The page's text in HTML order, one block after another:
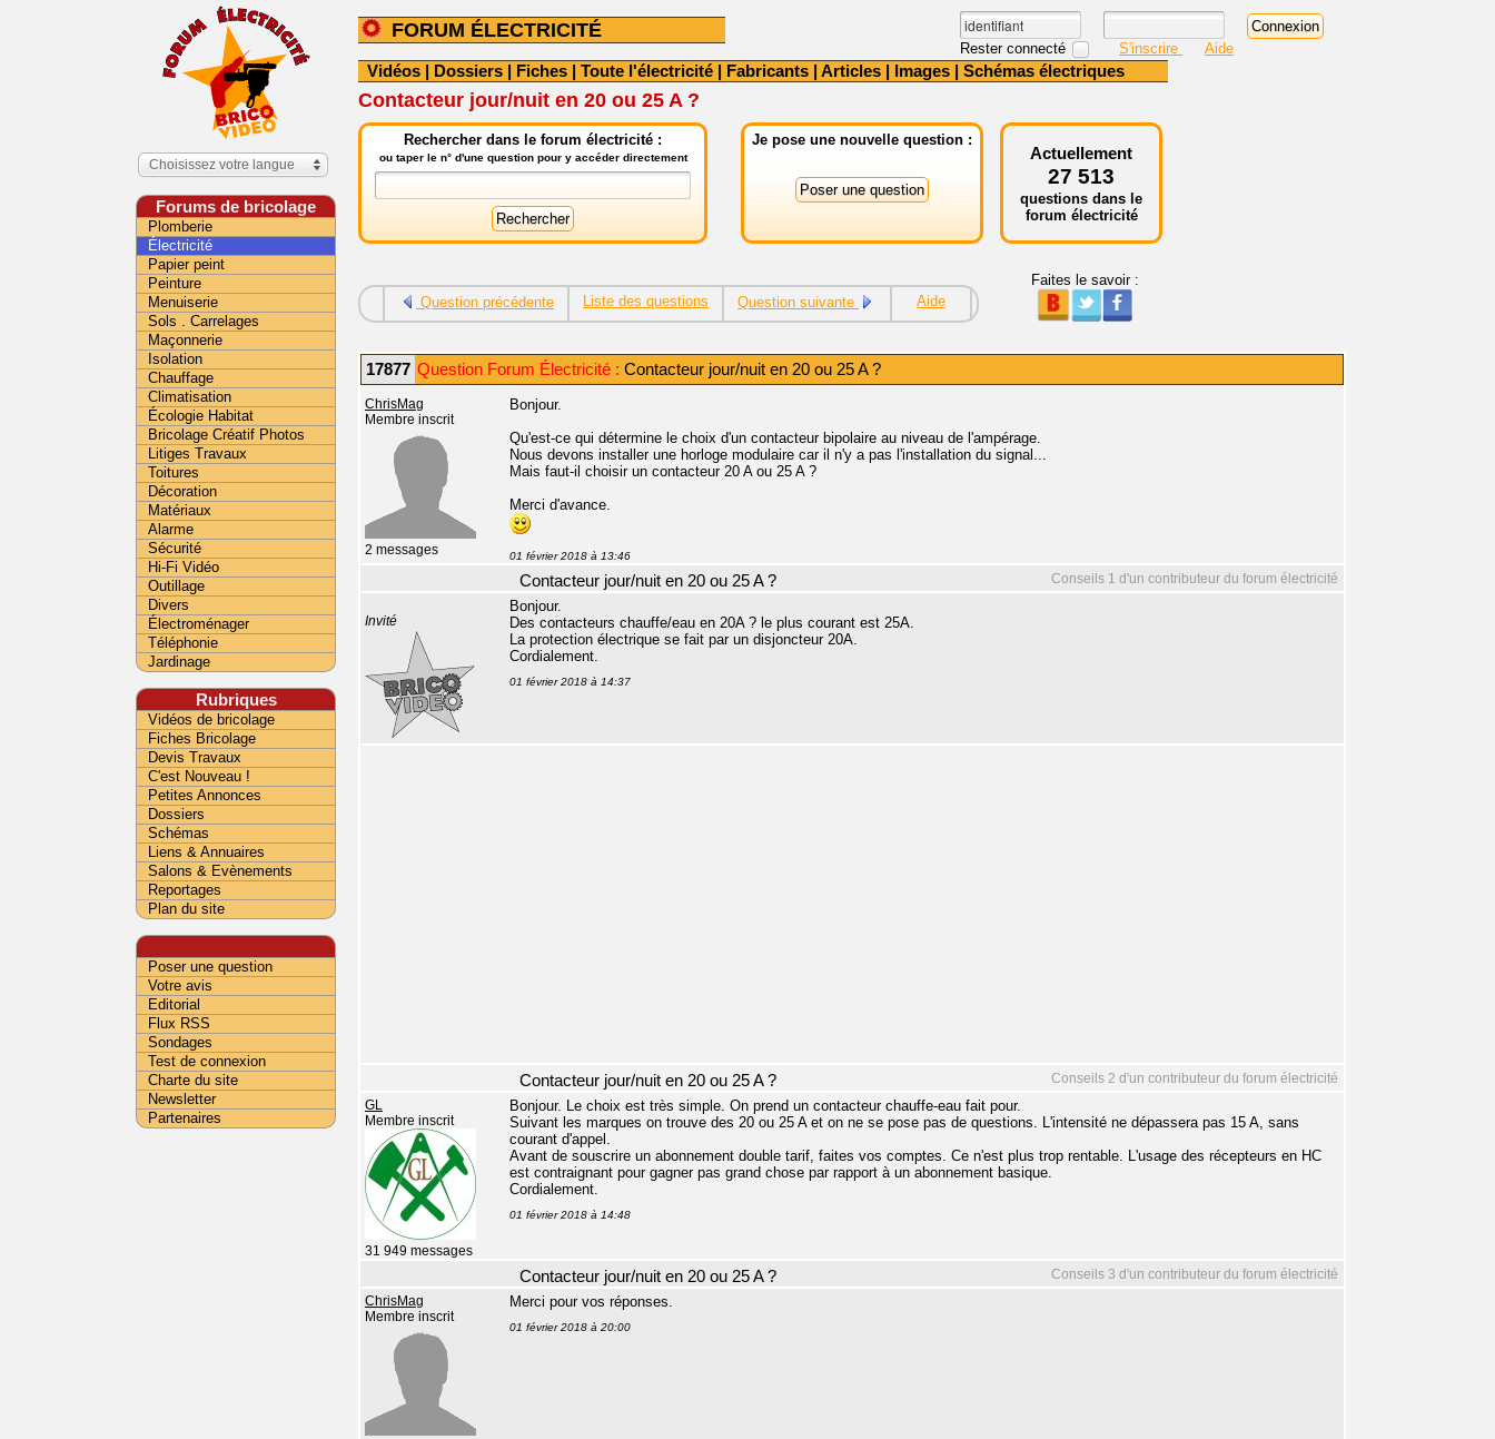
FORUM ÉLECTRICITÉ
Rester connecté S'inscrire Aide
Vidéos | Dossiers | Fiches | Toute l'électricité | Fabricants | Articles | Images | Schémas électriques
Contacteur jour/nuit en 20 ou 25 A ?
Rechercher dans le forum électricité :
ou taper le n° d'une question pour y accéder directement
Je pose une nouvelle question :
Actuellement
27 513
questions dans le
forum électricité
Question précédente Liste des questions Question suivante Aide
Faites le savoir :
17877 Question Forum Électricité : Contacteur jour/nuit en 20 ou 25 A ?
ChrisMag
Membre inscrit
2 messages
Bonjour.
Qu'est-ce qui détermine le choix d'un contacteur bipolaire au niveau de l'ampérage.
Nous devons installer une horloge modulaire car il n'y a pas l'installation du signal...
Mais faut-il choisir un contacteur 20 A ou 25 A ?
Merci d'avance.
01 février 2018 à 13:46
Conseils 1 d'un contributeur du forum électricité
Contacteur jour/nuit en 20 ou 25 A ?
Invité
Bonjour.
Des contacteurs chauffe/eau en 20A ? le plus courant est 25A.
La protection électrique se fait par un disjoncteur 20A.
Cordialement.
01 février 2018 à 14:37
Conseils 2 d'un contributeur du forum électricité
Contacteur jour/nuit en 20 ou 25 A ?
GL
Membre inscrit
31 949 messages
Bonjour. Le choix est très simple. On prend un contacteur chauffe-eau fait pour.
Suivant les marques on trouve des 20 ou 25 A et on ne se pose pas de questions. L'intensité ne dépassera pas 15 A, sans
courant d'appel.
Avant de souscrire un abonnement double tarif, faites vos comptes. Ce n'est plus trop rentable. L'usage des récepteurs en HC
est contraignant pour gagner pas grand chose par rapport à un abonnement basique.
Cordialement.
01 février 2018 à 14:48
Conseils 3 d'un contributeur du forum électricité
Contacteur jour/nuit en 20 ou 25 A ?
ChrisMag
Membre inscrit
Merci pour vos réponses.
01 février 2018 à 20:00
Choisissez votre langue
Forums de bricolage
Plomberie
Électricité
Papier peint
Peinture
Menuiserie
Sols . Carrelages
Maçonnerie
Isolation
Chauffage
Climatisation
Écologie Habitat
Bricolage Créatif Photos
Litiges Travaux
Toitures
Décoration
Matériaux
Alarme
Sécurité
Hi-Fi Vidéo
Outillage
Divers
Électroménager
Téléphonie
Jardinage
Rubriques
Vidéos de bricolage
Fiches Bricolage
Devis Travaux
C'est Nouveau !
Petites Annonces
Dossiers
Schémas
Liens & Annuaires
Salons & Evènements
Reportages
Plan du site
Poser une question
Votre avis
Editorial
Flux RSS
Sondages
Test de connexion
Charte du site
Newsletter
Partenaires